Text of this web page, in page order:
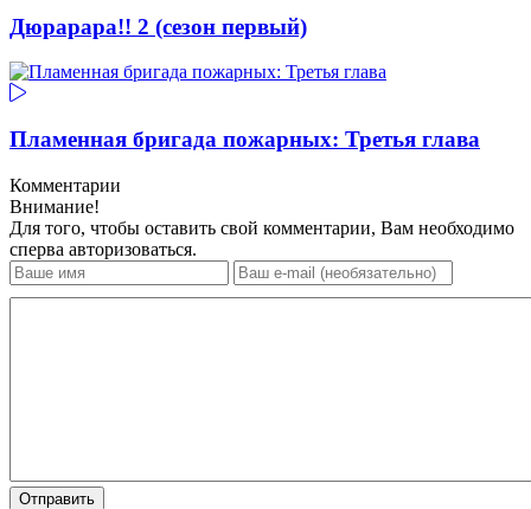
Дюрарара!! 2 (сезон первый)
Пламенная бригада пожарных: Третья глава
Комментарии
Внимание!
Для того, чтобы оставить свой комментарии, Вам необходимо
сперва авторизоваться.
Отправить